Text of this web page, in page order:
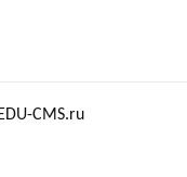
CMS.ru